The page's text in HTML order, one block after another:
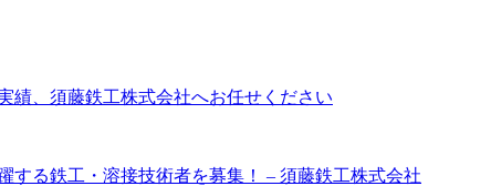
績、須藤鉄工株式会社へお任せください
する鉄工・溶接技術者を募集！ – 須藤鉄工株式会社